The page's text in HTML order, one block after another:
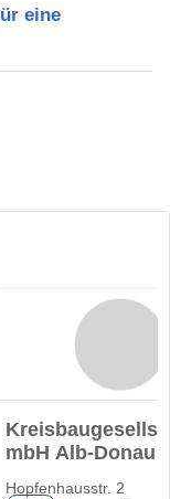
eine
mbH Alb-Donau
Hopfenhausstr. 2